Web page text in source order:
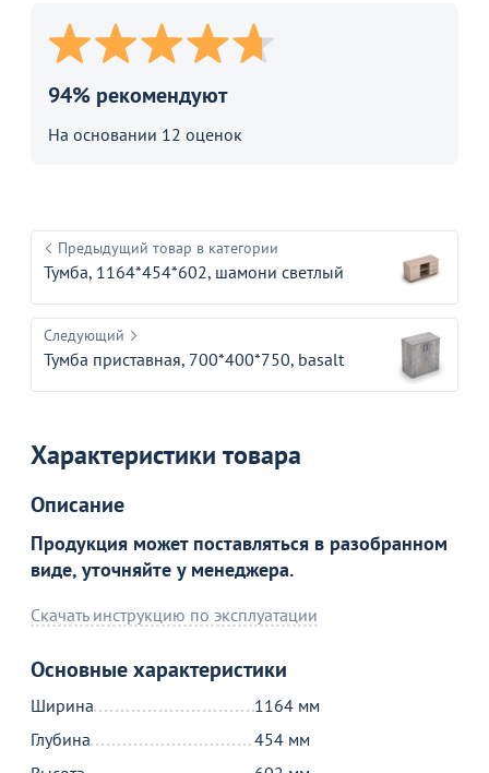
94% рекомендуют
На основании 12 оценок
Предыдущий товар в категории
Тумба, 1164*454*602, шамони светлый
Следующий
Тумба приставная, 700*400*750, basalt
Характеристики товара
Описание
Продукция может поставляться в разобранном
виде, уточняйте у менеджера.
Скачать инструкцию по эксплуатации
Основные характеристики
Ширина
1164 мм
Глубина
454 мм
Товар в корзине
21 290
В корзине
Продолжить покупки
С этим товаром покупают